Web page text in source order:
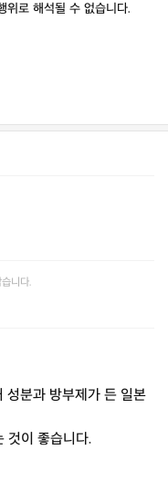
위로 해석될 수 없습니다.
니다.
성분과 방부제가 든 일본
것이 좋습니다.